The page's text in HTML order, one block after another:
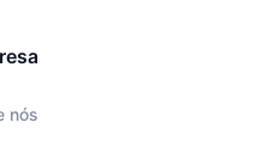
nós